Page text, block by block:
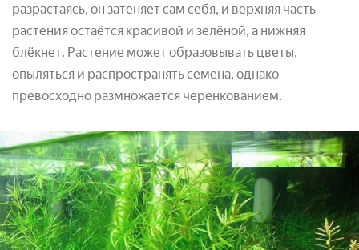
разрастаясь, он затеняет сам себя, и верхняя часть
растения остаётся красивой и зелёной, а нижняя
блёкнет. Растение может образовывать цветы,
опыляться и распространять семена, однако
превосходно размножается черенкованием.